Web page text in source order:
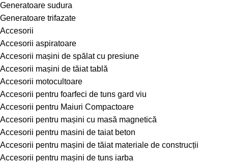
Generatoare sudura
Generatoare trifazate
Accesorii
Accesorii aspiratoare
Accesorii mașini de spălat cu presiune
Accesorii mașini de tăiat tablă
Accesorii motocultoare
Accesorii pentru foarfeci de tuns gard viu
Accesorii pentru Maiuri Compactoare
Accesorii pentru mașini cu masă magnetică
Accesorii pentru masini de taiat beton
Accesorii pentru mașini de tăiat materiale de construcții
Accesorii pentru mașini de tuns iarba